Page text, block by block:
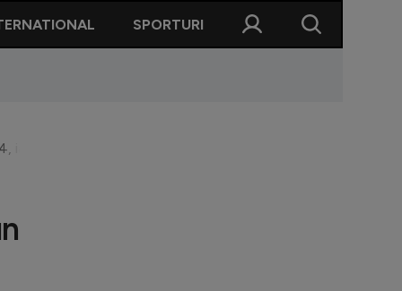
SPORTURI
Stelei să i se dea un loc în SuperLiga!”